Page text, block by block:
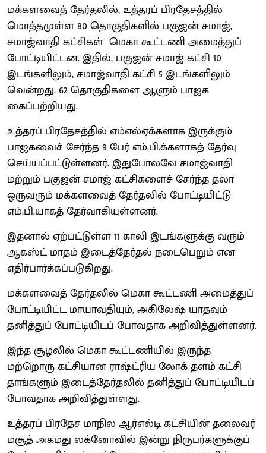
மக்களவைத் தேர்தலில், உத்தரப் பிரதேசத்தில்
மொத்தமுள்ள 80 தொகுதிகளில் பகுஜன் சமாஜ்,
சமாஜ்வாதி கட்சிகள் மெகா கூட்டணி அமைத்துப்
போட்டியிட்டன. இதில், பகுஜன் சமாஜ் கட்சி 10
இடங்களிலும், சமாஜ்வாதி கட்சி 5 இடங்களிலும்
வென்றது. 62 தொகுதிகளை ஆளும் பாஜக
கைப்பற்றியது.
உத்தரப் பிரதேசத்தில் எம்எல்ஏக்களாக இருக்கும்
பாஜகவைச் சேர்ந்த 9 பேர் எம்.பி.க்களாகத் தேர்வு
செய்யப்பட்டுள்ளனர். இதுபோலவே சமாஜ்வாதி
மற்றும் பகுஜன் சமாஜ் கட்சிகளைச் சேர்ந்த தலா
ஒருவரும் மக்களவைத் தேர்தலில் போட்டியிட்டு
எம்.பி.யாகத் தேர்வாகியுள்ளனர்.
இதனால் ஏற்பட்டுள்ள 11 காலி இடங்களுக்கு வரும்
ஆகஸ்ட் மாதம் இடைத்தேர்தல் நடைபெறும் என
எதிர்பார்க்கப்படுகிறது.
மக்களவைத் தேர்தலில் மெகா கூட்டணி அமைத்துப்
போட்டியிட்ட மாயாவதியும், அகிலேஷ் யாதவும்
தனித்துப் போட்டியிடப் போவதாக அறிவித்துள்ளனர்.
இந்த சூழலில் மெகா கூட்டணியில் இருந்த
மற்றொரு கட்சியான ராஷ்ட்ரிய லோக் தளம் கட்சி
தாங்களும் இடைத்தேர்தலில் தனித்துப் போட்டியிடப்
போவதாக அறிவித்துள்ளது.
உத்தரப் பிரதேச மாநில ஆர்எல்டி கட்சியின் தலைவர்
மசூத் அகமது லக்னோவில் இன்று நிருபர்களுக்குப்